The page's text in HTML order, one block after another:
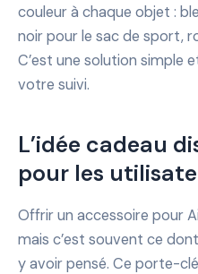
couleur à chaque objet :
noir pour le sac de sport,
C’est une solution simple
votre suivi.
L’idée cadeau
pour les
Offrir un accessoire pour
mais c’est souvent ce
y avoir pensé. Ce porte-